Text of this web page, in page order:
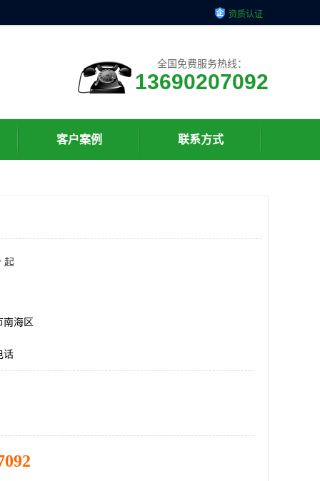
资质认证
全国免费服务热线：
13690207092
客户案例 联系方式
起
南海区
话